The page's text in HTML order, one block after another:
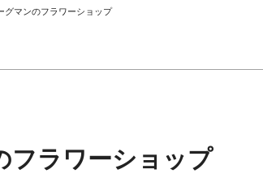
グマンのフラワーショップ
フラワーショップ